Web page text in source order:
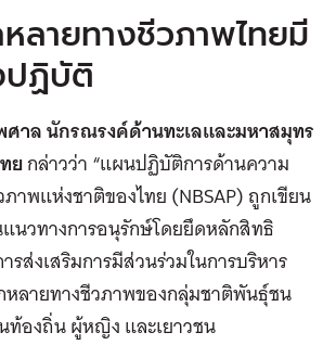
ลายทางชีวภาพไทยมี
ปฏิบัติ
าล นักรณรงค์ด้านทะเลและมหาสมุทร
ยกล่าวว่า “แผนปฏิบัติการด้านความ
าพแห่งชาติของไทย (NBSAP) ถูกเขียน
แนวทางการอนุรักษ์โดยยึดหลักสิทธิ
ส่งเสริมการมีส่วนร่วมในการบริหาร
ลายทางชีวภาพของกลุ่มชาติพันธุ์ชน
ท้องถิ่น ผู้หญิง และเยาวชน